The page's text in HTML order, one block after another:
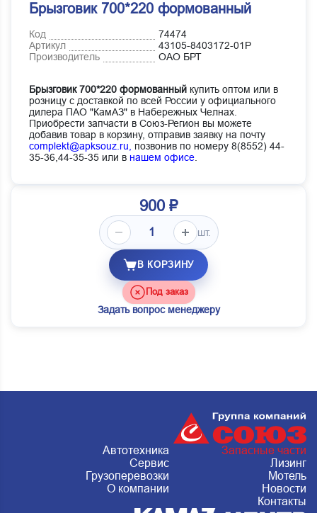
Брызговик 700*220 формованный
Код
74474
Артикул
43105-8403172-01Р
Производитель
ОАО БРТ
Брызговик 700*220 формованный купить оптом или в
розницу с доставкой по всей России у официального
дилера ПАО "КамАЗ" в Набережных Челнах.
Приобрести запчасти в Союз-Регион вы можете
добавив товар в корзину, отправив заявку на почту
complekt@apksouz.ru,
позвонив по номеру 8(8552) 44-
35-36,44-35-35 или в нашем офисе
900 ₽
шт.
В КОРЗИНУ
Под заказ
Задать вопрос менеджеру
Автотехника
Запасные части
Сервис
Лизинг
Грузоперевозки
Мотель
О компании
Новости
Контакты